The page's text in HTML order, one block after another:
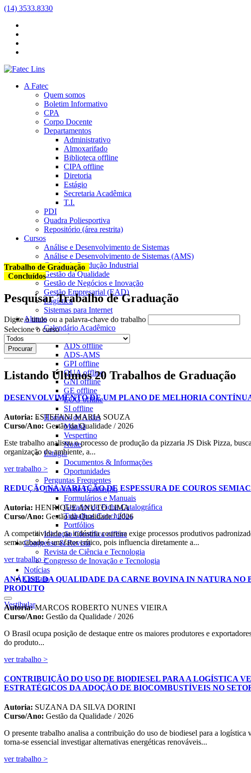
(14) 3533.8330
A Fatec
Quem somos
Boletim Informativo
CPA
Corpo Docente
Departamentos
Administrativo
Almoxarifado
Biblioteca offline
CIPA offline
Diretoria
Estágio
Secretaria Acadêmica
T.I.
PDI
Quadra Poliesportiva
Repositório (área restrita)
Cursos
Análise e Desenvolvimento de Sistemas
Análise e Desenvolvimento de Sistemas (AMS)
Gestão da Produção Industrial
Gestão da Qualidade
Gestão de Negócios e Inovação
Gestão Empresarial (EAD)
Logística
Sistemas para Internet
Alunos
Calendário Acadêmico
Calendário de Provas
ADSoffline
ADS-AMS
GPI offline
QUAoffline
GNIoffline
GE offline
LOGoffline
SI offline
Horários de Aulas
Manhã
Vespertino
Noite
Estágio
Documentos & Informações
Oportunidades
Perguntas Frequentes
Trabalho de Graduação
Formulários e Manuais
Gerador de Ficha Catalográfica
Trabalhos Concluídos
Portfólios
Iniciação Científicaoffline
Congresso & Revista
Revista de Ciência e Tecnologia
Congresso de Inovação e Tecnologia
Notícias
Contato
Vestibular
Trabalho de Graduação
Concluídos
Pesquisar Trabalho de Graduação
Digite o titulo ou a palavra-chave do trabalho
Selecione o curso
Listando Últimos 20 Trabalhos de Graduação
DESENVOLVIMENTO DE UM PLANO DE MELHORIA
Autoria: ESTEFANI MARIA SOUZA
Curso/Ano: Gestão da Qualidade / 2026
Este trabalho analisou o processo de produção da pizzaria JS Disk Pizza,
organização do ambiente, a...
ver trabalho >
REDUÇÃO NA VARIAÇÃO DE ESPESSURA DE COUROS
Autoria: HENRIQUE ANUTO LIMA
Curso/Ano: Gestão da Qualidade / 2026
A competitividade na indústria coureira exige processos produtivos
semiacabado é um fator crítico, pois influencia diretamente a...
ver trabalho >
ANÁLISE DA QUALIDADE DA CARNE BOVINA IN NATURA NO
PRODUTO
Autoria:MARCOS ROBERTO NUNES VIEIRA
Curso/Ano: Gestão da Qualidade / 2026
O Brasil ocupa posição de destaque entre os maiores produtores e
do produto...
ver trabalho >
CONTRIBUIÇÃO DO USO DE BIODIESEL PARA A LOGÍSTICA
ESTRATÉGICOS DA ADOÇÃO DE BIOCOMBUSTÍVEIS NO
Autoria: SUZANA DA SILVA DORINI
Curso/Ano: Gestão da Qualidade / 2026
O presente trabalho analisa a contribuição do uso de biodiesel para a
torna-se essencial investigar alternativas energéticas renováveis...
ver trabalho >